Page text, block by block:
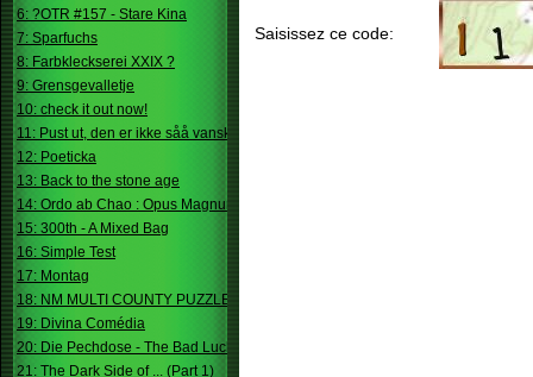
6: ?OTR #157 - Stare Kina
7: Sparfuchs
8: Farbkleckserei XXIX ?
9: Grensgevalletje
10: check it out now!
11: Pust ut, den er ikke såå vanskelig.
12: Poeticka
13: Back to the stone age
14: Ordo ab Chao : Opus Magnum
15: 300th - A Mixed Bag
16: Simple Test
17: Montag
18: NM MULTI COUNTY PUZZLE
19: Divina Comédia
20: Die Pechdose - The Bad Luck Box
21: The Dark Side of ... (Part 1)
Saisissez ce code: